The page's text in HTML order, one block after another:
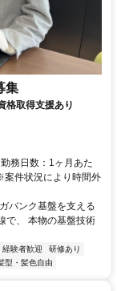
集
格取得支援あり
務日数：1ヶ月あた
件状況により時間外
バンク基盤を支える
で、 本物の基盤技術
経験者歓迎
研修あり
型・髪色自由